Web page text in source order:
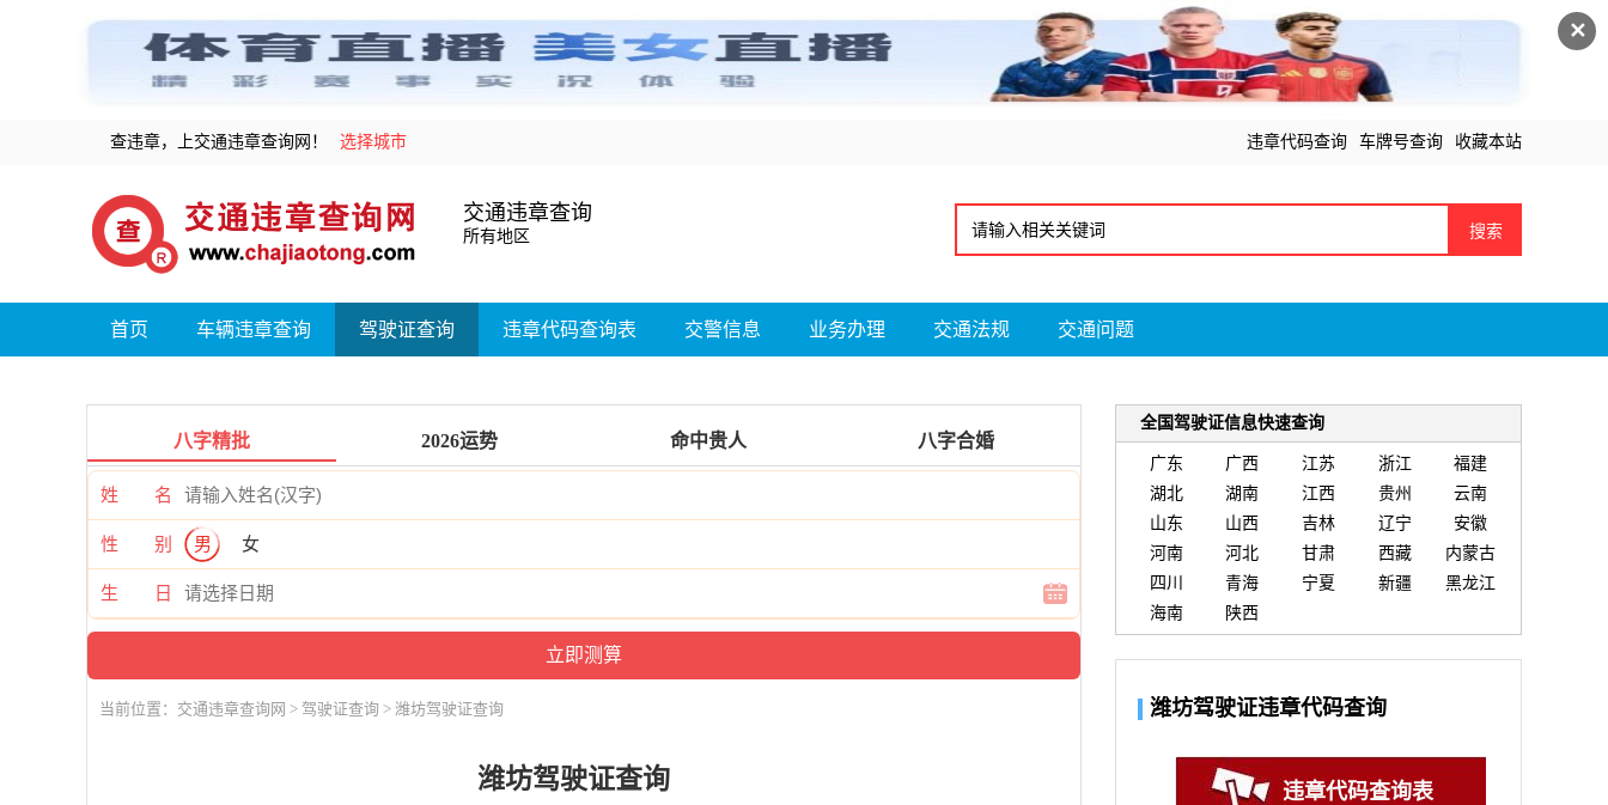
✕
查违章，上交通违章查询网！ 选择城市 违章代码查询 车牌号查询 收藏本站
交通违章查询
所有地区 搜索
首页 车辆违章查询 驾驶证查询 违章代码查询表 交警信息 业务办理 交通法规 交通问题
八字精批 2026运势 命中贵人 八字合婚
姓 名
性 别 男 女
生 日
当前位置： 交通违章查询网 > 驾驶证查询 > 潍坊驾驶证查询
潍坊驾驶证查询
全国驾驶证信息快速查询
广东 广西 江苏 浙江
福建
湖北
湖南 江西 贵州
云南
山东
山西 吉林 辽宁
安徽
河南
河北 甘肃 西藏
内蒙古
四川
青海 宁夏 新疆
黑龙江
海南
陕西
潍坊驾驶证违章代码查询
违章代码查询表